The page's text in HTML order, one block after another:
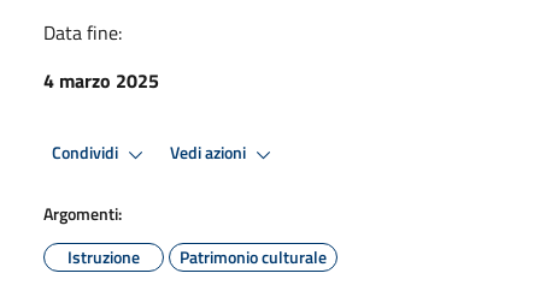
Data fine:
4 marzo 2025
Condividi Vedi azioni
Argomenti:
Istruzione
Patrimonio culturale